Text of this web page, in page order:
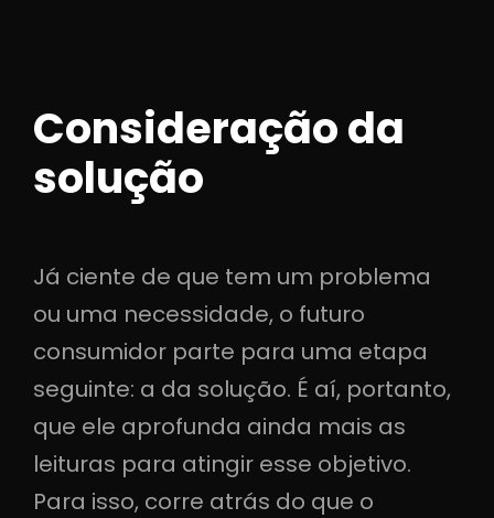
Consideração da
solução
Já ciente de que tem um problema
ou uma necessidade, o futuro
consumidor parte para uma etapa
seguinte: a da solução. É aí, portanto,
que ele aprofunda ainda mais as
leituras para atingir esse objetivo.
Para isso, corre atrás do que o